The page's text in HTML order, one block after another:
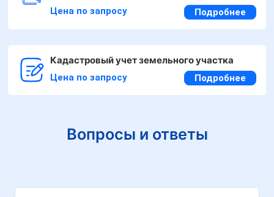
Цена по запросу Подробнее
Кадастровый учет земельного участка
Цена по запросу Подробнее
Вопросы и ответы